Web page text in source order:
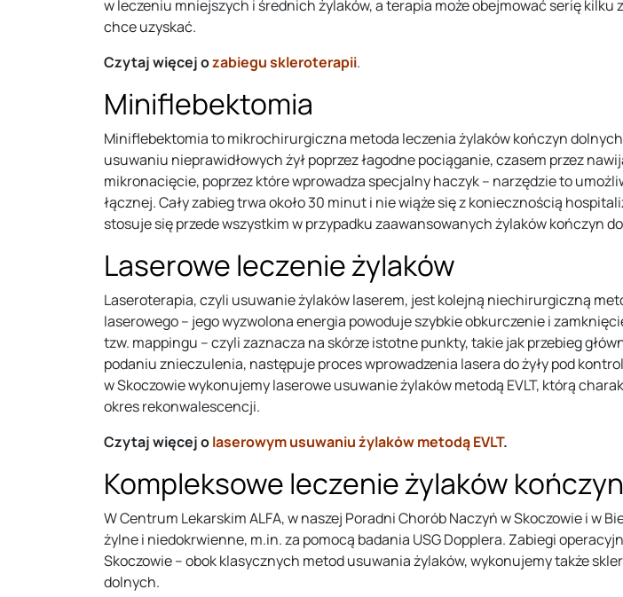
w leczeniu mniejszych i średnich żylaków, a terapia może obejmować serię
chce uzyskać.
Czytaj więcej ozabiegu skleroterapii.
Miniflebektomia
Miniflebektomia to mikrochirurgiczna metoda leczenia żylaków kończyn
usuwaniu nieprawidłowych żył poprzez łagodne pociąganie, czasem przez
mikronacięcie, poprzez które wprowadza specjalny haczyk – narzędzie to
łącznej. Cały zabieg trwa około 30 minut i nie wiąże się z koniecznością
stosuje się przede wszystkim w przypadku zaawansowanych żylaków kończyn
Laserowe leczenie żylaków
Laseroterapia, czyli usuwanie żylaków laserem, jest kolejną niechirurgiczną
laserowego – jego wyzwolona energia powoduje szybkie obkurczenie i
tzw. mappingu – czyli zaznacza na skórze istotne punkty, takie jak przebieg
podaniu znieczulenia, następuje proces wprowadzenia lasera do żyły pod
w Skoczowie wykonujemy laserowe usuwanie żylaków metodą EVLT, którą
okres rekonwalescencji.
Czytaj więcej olaserowym usuwaniu żylaków metodą EVLT.
Kompleksowe leczenie żylaków
W Centrum Lekarskim ALFA, w naszej Poradni Chorób Naczyń w Skoczowie i
żylne i niedokrwienne, m.in. za pomocą badania USG Dopplera. Zabiegi
Skoczowie – obok klasycznych metod usuwania żylaków, wykonujemy także
dolnych.